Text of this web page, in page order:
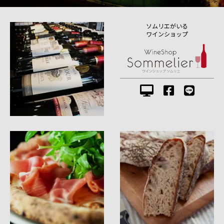
ソムリエがいる
ワインショップ